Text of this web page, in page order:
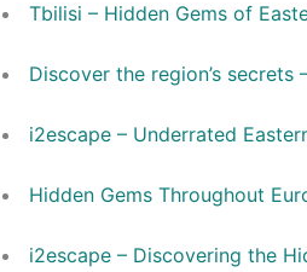
Tbilisi – Hidden Gems of
Discover the region’s secrets
i2escape – Underrated
Hidden Gems Throughout
i2escape – Discovering the